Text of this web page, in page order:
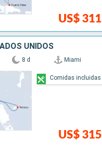
US$ 311
UNIDOS
8 d Miami
US$ 315
Comidas incluidas